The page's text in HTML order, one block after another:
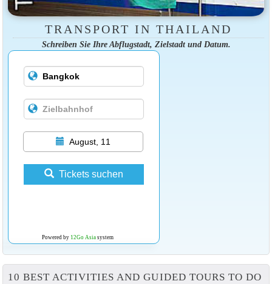
TRANSPORT IN THAILAND
Schreiben Sie Ihre Abflugstadt, Zielstadt und Datum.
August, 11
Tickets suchen
Powered by 12Go Asiasystem
10 BEST ACTIVITIES AND GUIDED TOURS TO DO